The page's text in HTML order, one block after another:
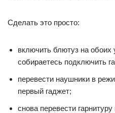
Сделать это просто:
включить блютуз на обоих
собираетесь подключить
перевести наушники в
первый гаджет;
снова перевести